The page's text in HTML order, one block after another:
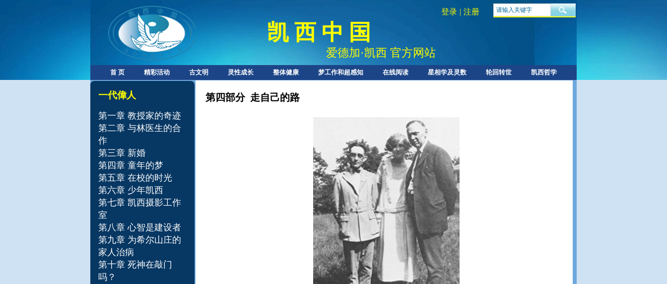
爱德加·凯西 官方网站
凯 西 中 国
登录 | 注册
首 页 精彩活动 古文明 灵性成长 整体健康 梦工作和超感知 在线阅读 星相学及灵数 轮回转世 凯西哲学
第四部分 走自己的路
一代偉人
第一章 教授家的奇迹
第二章 与林医生的合
作
第三章 新婚
第四章 童年的梦
第五章 在校的时光
第六章 少年凯西
第七章 凯西摄影工作
室
第八章 心智是建设者
第九章 为希尔山庄的
家人治病
第十章 死神在敲门
吗？